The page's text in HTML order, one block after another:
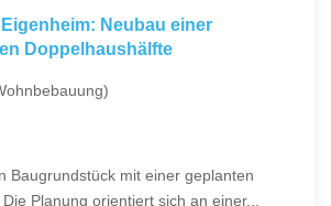
Neubau einer
Doppelhaushälfte
Baugrundstück mit einer geplanten
Planung orientiert sich an einer...